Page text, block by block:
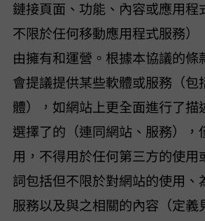
鏈接頁面、功能、內容或應用程
不限於任何移動應用程式服務）（
由 VideoHunter 擁有和運營。根據本協議的條款
會提議提供某些軟體或服務（包括但不限
體），如網站上更全面進行了描
選擇了的（連同網站、 “服務”）
用，不得用於任何第三方的使用或
詞包括但不限於對網站的使用、
服務以及與之相關的內容（定義見下文）